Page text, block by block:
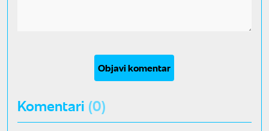
Objavi komentar
Komentari (0)